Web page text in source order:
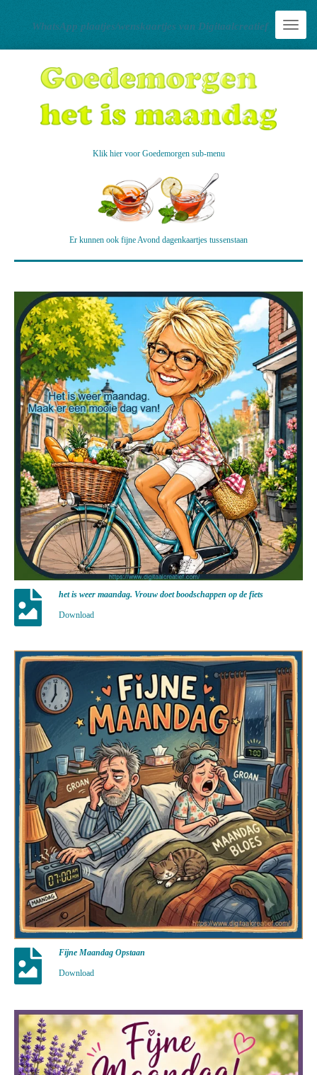
hoofdinhoud
WhatsApp plaatjes/wenskaartjes van Digitaalcreatief
Klik hier voor Goedemorgen sub-menu
Er kunnen ook fijne Avond dagenkaartjes tussenstaan
het is weer maandag. Vrouw doet boodschappen op de fiets
Download
Fijne Maandag Opstaan
Download